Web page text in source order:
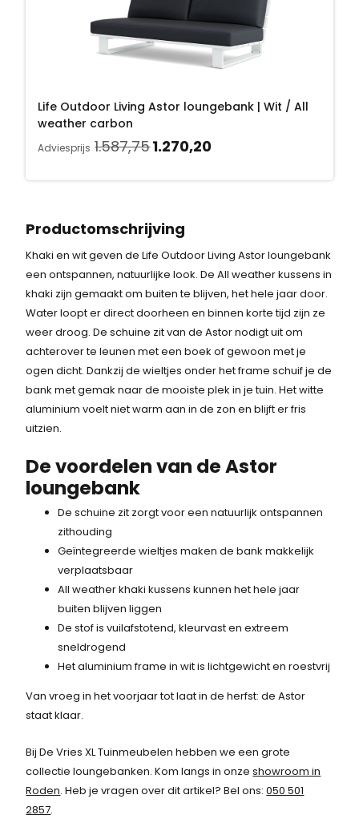
,
7
5
i
j
s
s
1
7
7
0
0
n
l
j
e
r
j
s
w
a
s
:
1
.
5
5
e
p
r
j
i
:
7
0
,
2
0
Life Outdoor Living Astor loungebank | Wit / All
weather carbon
Adviesprijs 1.587,75O
r
r
o
n
k
e
l
i
j
k
e
s
a
:
1
.
8
,
.
1.270,20
i
e
p
r
i
j
s
i
s
:
2
0
2
.
Productomschrijving
Khaki en wit geven de Life Outdoor Living Astor loungebank
een ontspannen, natuurlijke look. De All weather kussens in
khaki zijn gemaakt om buiten te blijven, het hele jaar door.
Water loopt er direct doorheen en binnen korte tijd zijn ze
weer droog. De schuine zit van de Astor nodigt uit om
achterover te leunen met een boek of gewoon met je
ogen dicht. Dankzij de wieltjes onder het frame schuif je de
bank met gemak naar de mooiste plek in je tuin. Het witte
aluminium voelt niet warm aan in de zon en blijft er fris
uitzien.
De voordelen van de Astor
loungebank
De schuine zit zorgt voor een natuurlijk ontspannen
zithouding
Geïntegreerde wieltjes maken de bank makkelijk
verplaatsbaar
All weather khaki kussens kunnen het hele jaar
buiten blijven liggen
De stof is vuilafstotend, kleurvast en extreem
sneldrogend
Het aluminium frame in wit is lichtgewicht en roestvrij
Van vroeg in het voorjaar tot laat in de herfst: de Astor
staat klaar.
Bij De Vries XL Tuinmeubelen hebben we een grote
collectie loungebanken. Kom langs in onzeshowroom in
Roden. Heb je vragen over dit artikel? Bel ons:050 501
2857.